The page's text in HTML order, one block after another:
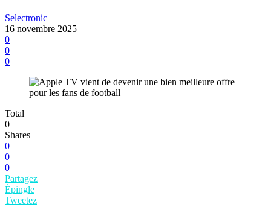
Selectronic
16 novembre 2025
0
0
0
Total
0
Shares
0
0
0
Partagez
Épingle
Tweetez